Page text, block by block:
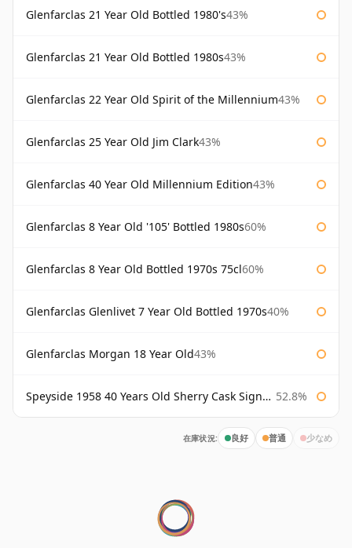
Glenfarclas 21 Year Old Bottled 1980's43%
Glenfarclas 21 Year Old Bottled 1980s43%
Glenfarclas 22 Year Old Spirit of the Millennium43%
Glenfarclas 25 Year Old Jim Clark43%
Glenfarclas 40 Year Old Millennium Edition43%
Glenfarclas 8 Year Old '105' Bottled 1980s60%
Glenfarclas 8 Year Old Bottled 1970s 75cl60%
Glenfarclas Glenlivet 7 Year Old Bottled 1970s40%
Glenfarclas Morgan 18 Year Old43%
Speyside 1958 40 Years Old Sherry Cask Signatory 52.8%
在庫状況: 良好 普通 少なめ